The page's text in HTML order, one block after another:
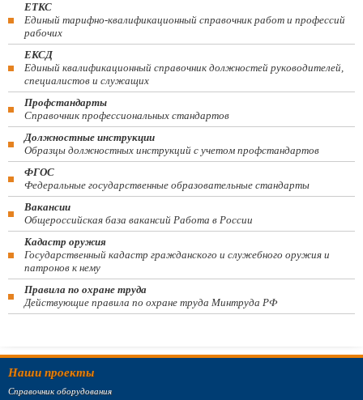
ЕТКС
Единый тарифно-квалификационный справочник работ и профессий
рабочих
ЕКСД
Единый квалификационный справочник должностей руководителей,
специалистов и служащих
Профстандарты
Справочник профессиональных стандартов
Должностные инструкции
Образцы должностных инструкций с учетом профстандартов
ФГОС
Федеральные государственные образовательные стандарты
Вакансии
Общероссийская база вакансий Работа в России
Кадастр оружия
Государственный кадастр гражданского и служебного оружия и
патронов к нему
Правила по охране труда
Действующие правила по охране труда Минтруда РФ
Наши проекты
Справочник оборудования